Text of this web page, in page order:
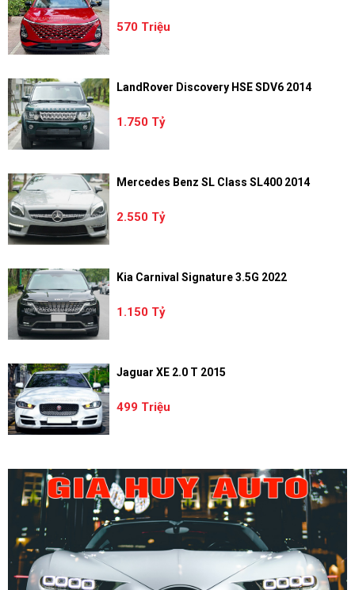
570 Triệu
LandRover Discovery HSE SDV6 2014
1.750 Tỷ
Mercedes Benz SL Class SL400 2014
2.550 Tỷ
Kia Carnival Signature 3.5G 2022
1.150 Tỷ
Jaguar XE 2.0 T 2015
499 Triệu